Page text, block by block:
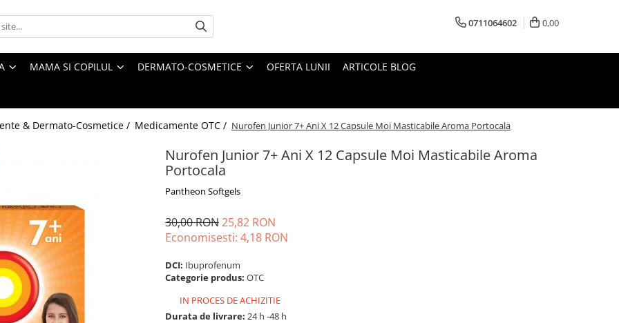
0711064602 0,00
MAMA SI COPILUL DERMATO-COSMETICE OFERTA LUNII ARTICOLE BLOG
& Dermato-Cosmetice / Medicamente OTC / Nurofen Junior 7+ Ani X 12 Capsule Moi Masticabile Aroma Portocala
Nurofen Junior 7+ Ani X 12 Capsule Moi Masticabile Aroma
Portocala
Pantheon Softgels
30,00 RON25,82 RON
Economisesti: 4,18 RON
DCI: Ibuprofenum
Categorie produs: OTC
IN PROCES DE ACHIZITIE
Durata de livrare: 24 h -48 h